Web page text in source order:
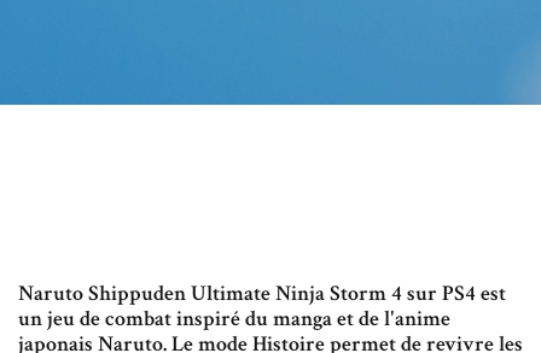
Naruto Shippuden Ultimate Ninja Storm 4 sur PS4 est
un jeu de combat inspiré du manga et de l'anime
japonais Naruto. Le mode Histoire permet de revivre les